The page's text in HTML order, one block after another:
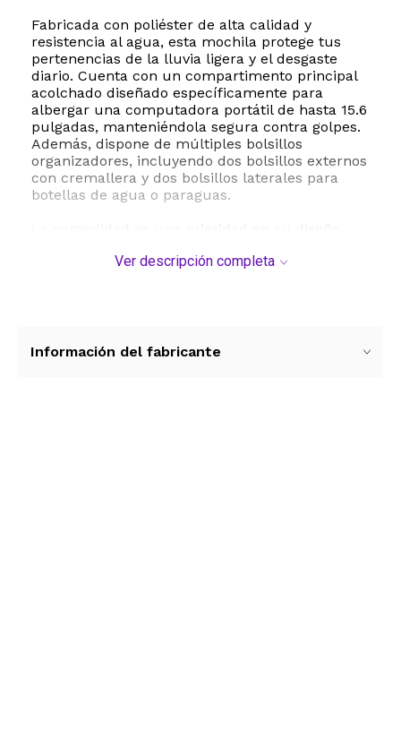
Fabricada con poliéster de alta calidad y
resistencia al agua, esta mochila protege tus
pertenencias de la lluvia ligera y el desgaste
diario. Cuenta con un compartimento principal
acolchado diseñado específicamente para
albergar una computadora portátil de hasta 15.6
pulgadas, manteniéndola segura contra golpes.
Además, dispone de múltiples bolsillos
organizadores, incluyendo dos bolsillos externos
con cremallera y dos bolsillos laterales para
botellas de agua o paraguas.
ajustables, lo que ayuda a distribuir el peso de
superior reforzada permite un agarre rápido y
Ver descripción completa
Información del fabricante